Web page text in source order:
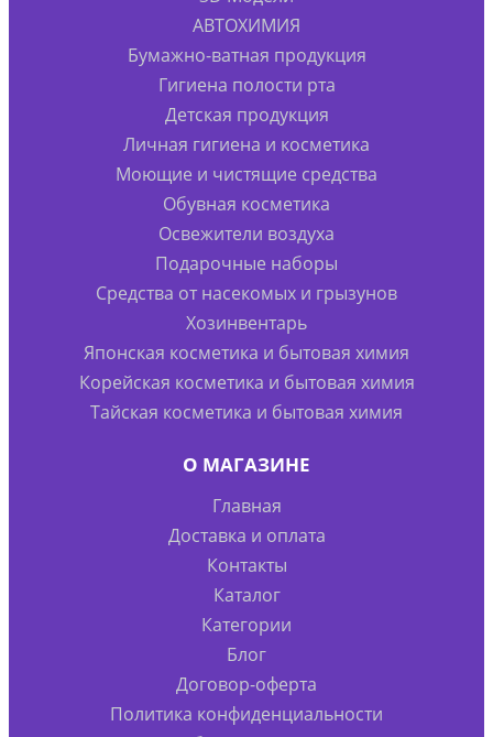
АВТОХИМИЯ
Бумажно-ватная продукция
Гигиена полости рта
Детская продукция
Личная гигиена и косметика
Моющие и чистящие средства
Обувная косметика
Освежители воздуха
Подарочные наборы
Средства от насекомых и грызунов
Хозинвентарь
Японская косметика и бытовая химия
Корейская косметика и бытовая химия
Тайская косметика и бытовая химия
О МАГАЗИНЕ
Главная
Доставка и оплата
Контакты
Каталог
Категории
Блог
Договор-оферта
Политика конфиденциальности